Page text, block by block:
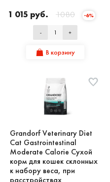
1 015 руб. 1080 -6%
- +
В корзину
Grandorf Veterinary Diet
Cat Gastrointestinal
Moderate Calorie Сухой
корм для кошек склонных
к набору веса, при
расстройствах